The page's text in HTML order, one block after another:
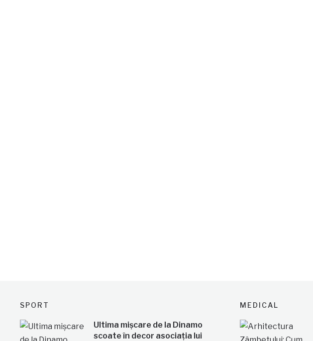
SPORT
Ultima mișcare de la Dinamo
scoate în decor asociația lui
MEDICAL